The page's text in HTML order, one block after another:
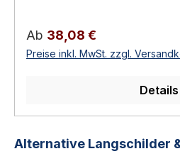
mit VERAPulverbeschichtetes
AluminiumLocinox-
und EinsatzgebietDer
Codeschloss auf ein
SIXTYLOCK oder
kompatibel mit VERA — bitte
Regulärer Preis:
Ab 38,08 €
Preise inkl. MwSt. zzgl.
Details
Produktgalerie überspringen
Alternative Langschilder